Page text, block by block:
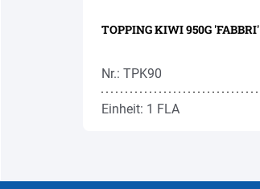
TOPPING KIWI 950G 'FABBRI'
Nr.: TPK90
Einheit: 1 FLA